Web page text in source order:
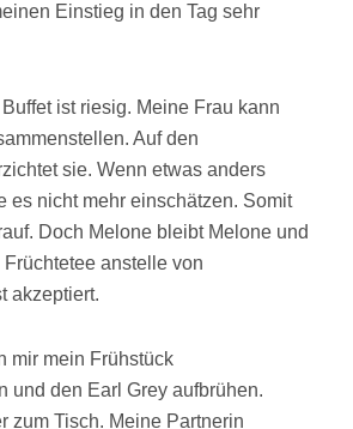
Einstieg in den Tag sehr
ist riesig. Meine Frau kann
Auf den
sie. Wenn etwas anders
es nicht mehr einschätzen. Somit
Doch Melone bleibt Melone und
anstelle von
akzeptiert.
mir mein Frühstück
und den Earl Grey aufbrühen.
zum Tisch. Meine Partnerin